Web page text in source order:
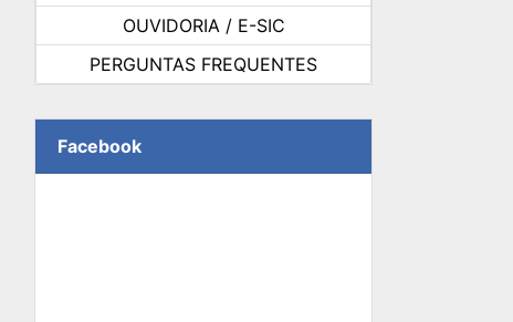
OUVIDORIA / E-SIC
PERGUNTAS FREQUENTES
Facebook